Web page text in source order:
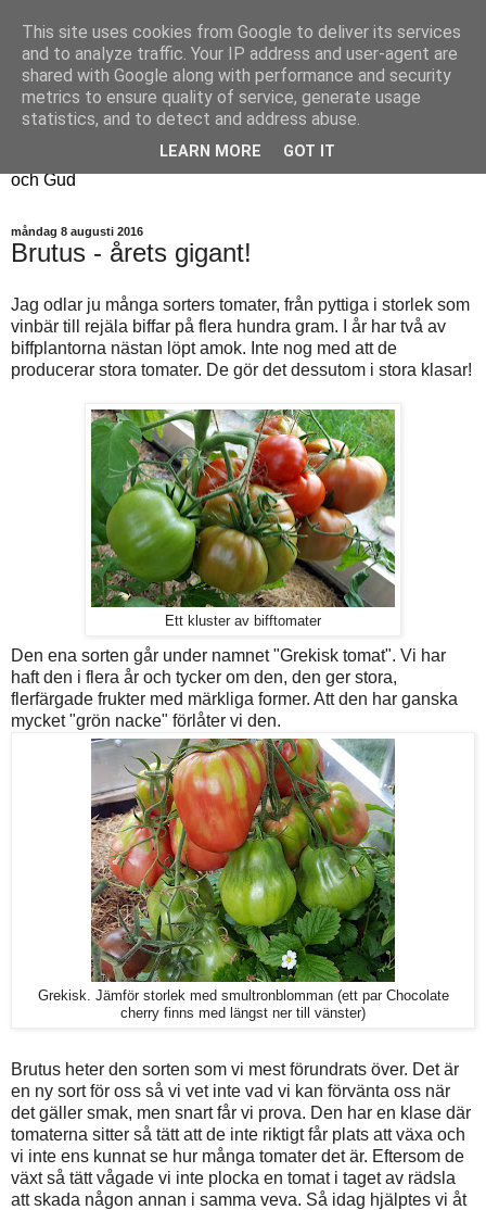
Fyren
Fyren finns för att sprida ljus i mörkret
För att påminna om guldkanterna i tillvaron
Här samsas jakt, hantverk, odling, och andra tankar om livet
och Gud
måndag 8 augusti 2016
Brutus - årets gigant!
Jag odlar ju många sorters tomater, från pyttiga i storlek som
vinbär till rejäla biffar på flera hundra gram. I år har två av
biffplantorna nästan löpt amok. Inte nog med att de
producerar stora tomater. De gör det dessutom i stora klasar!
Ett kluster av bifftomater
Den ena sorten går under namnet "Grekisk tomat". Vi har
haft den i flera år och tycker om den, den ger stora,
flerfärgade frukter med märkliga former. Att den har ganska
mycket "grön nacke" förlåter vi den.
Grekisk. Jämför storlek med smultronblomman (ett par Chocolate
cherry finns med längst ner till vänster)
Brutus heter den sorten som vi mest förundrats över. Det är
en ny sort för oss så vi vet inte vad vi kan förvänta oss när
det gäller smak, men snart får vi prova. Den har en klase där
tomaterna sitter så tätt att de inte riktigt får plats att växa och
vi inte ens kunnat se hur många tomater det är. Eftersom de
växt så tätt vågade vi inte plocka en tomat i taget av rädsla
att skada någon annan i samma veva. Så idag hjälptes vi åt
This site uses cookies from Google to deliver its services
and to analyze traffic. Your IP address and user-agent are
shared with Google along with performance and security
metrics to ensure quality of service, generate usage
statistics, and to detect and address abuse.
LEARN MORE GOT IT